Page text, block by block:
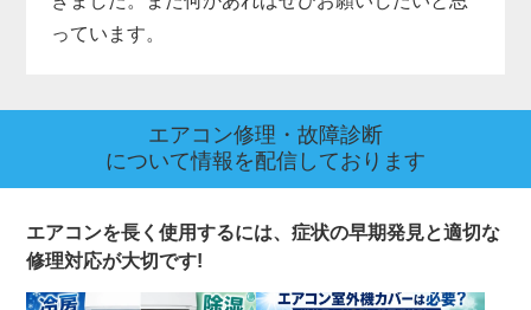
っています。
エアコン修理・故障診断
について情報を配信しております
エアコンを長く使用するには、症状の早期発見と適切な
修理対応が大切です!